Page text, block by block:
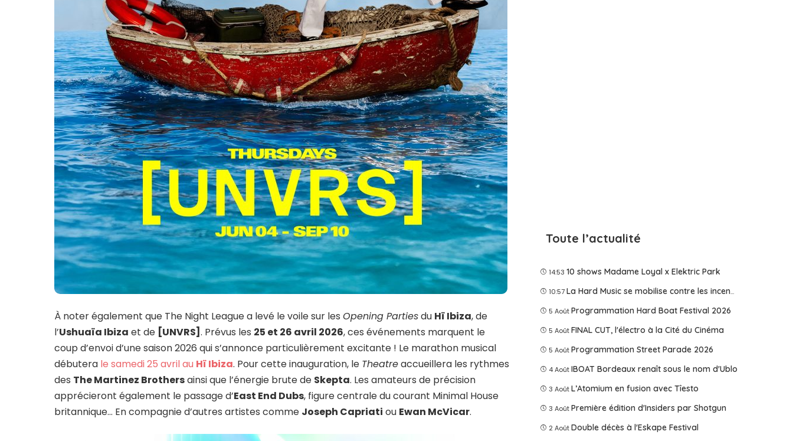
À noter également que The Night League a levé le voile sur lesOpening Partiesdu Hï Ibiza, de
l’Ushuaïa Ibiza et de [UNVRS]. Prévus les 25 et 26 avril 2026, ces événements marquent le
coup d’envoi d’une saison 2026 qui s’annonce particulièrement excitante ! Le marathon musical
débutera le samedi 25 avril au Hï Ibiza. Pour cette inauguration, le Theatreaccueillera les rythmes
des The Martinez Brothersainsi que l’énergie brute de Skepta. Les amateurs de précision
apprécieront également le passage d’East End Dubs, figure centrale du courant Minimal House
britannique… En compagnie d’autres artistes comme Joseph Capriati ou Ewan McVicar.
Toute l’actualité
14:53 10 shows Madame Loyal x Elektric Park
10:57 La Hard Music se mobilise contre les incendies
5 Août Programmation Hard Boat Festival 2026
5 Août FINAL CUT, l'électro à la Cité du Cinéma
5 Août Programmation Street Parade 2026
4 Août IBOAT Bordeaux renaît sous le nom d'Ublo
3 Août L’Atomium en fusion avec Tîesto
3 Août Première édition d'Insiders par Shotgun
2 Août Double décès à l'Eskape Festival